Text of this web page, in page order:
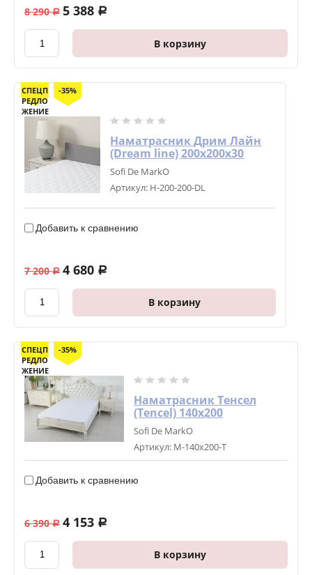
8 290 a 5 388 a
В корзину
СПЕЦП
РЕДЛО
ЖЕНИЕ
-35%
Наматрасник Дрим Лайн
(Dream line) 200х200х30
Sofi De MarkO
Артикул: Н-200-200-DL
Добавить к сравнению
7 200 a 4 680 a
В корзину
СПЕЦП
РЕДЛО
ЖЕНИЕ
-35%
Наматрасник Тенсел
(Tencel) 140х200
Sofi De MarkO
Артикул: М-140х200-Т
Добавить к сравнению
6 390 a 4 153 a
В корзину